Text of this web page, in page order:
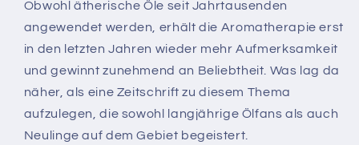
Obwohl ätherische Öle seit Jahrtausenden
angewendet werden, erhält die Aromatherapie erst
in den letzten Jahren wieder mehr Aufmerksamkeit
und gewinnt zunehmend an Beliebtheit. Was lag da
näher, als eine Zeitschrift zu diesem Thema
aufzulegen, die sowohl langjährige Ölfans als auch
Neulinge auf dem Gebiet begeistert.